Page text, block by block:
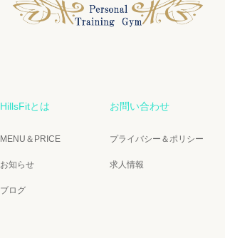
HillsFitとは
MENU＆PRICE
お知らせ
ブログ
お問い合わせ
プライバシー＆ポリシー
求人情報